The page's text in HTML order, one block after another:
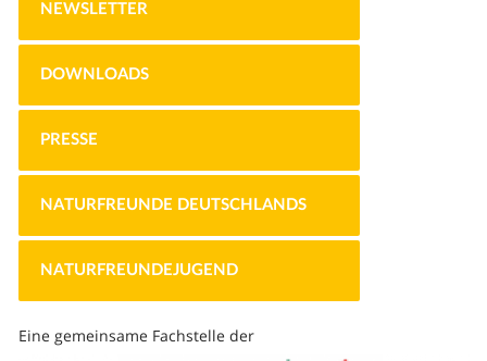
NEWSLETTER
DOWNLOADS
PRESSE
NATURFREUNDE DEUTSCHLANDS
NATURFREUNDEJUGEND
Eine gemeinsame Fachstelle der